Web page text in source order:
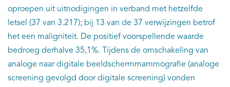
oproepen uit uitnodigingen in verband met hetzelfde
letsel (37 van 3.217); bij 13 van de 37 verwijzingen betrof
het een maligniteit. De positief voorspellende waarde
bedroeg derhalve 35,1%. Tijdens de omschakeling van
analoge naar digitale beeldschermmammografie (analoge
screening gevolgd door digitale screening) vonden